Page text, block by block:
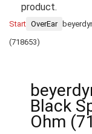
product.
Start OverEar
(718653)
Black
Ohm